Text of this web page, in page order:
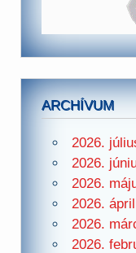
ARCHÍVUM
2026.
2026.
2026.
2026.
2026.
2026.